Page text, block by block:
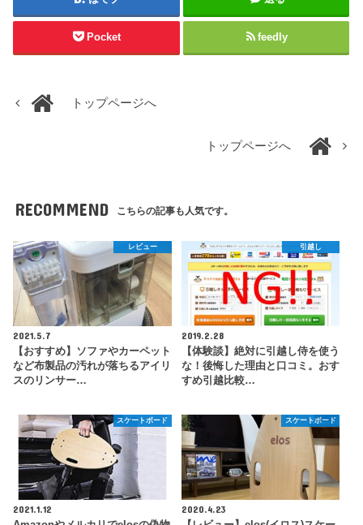
Pocket feedly
トップページへ
トップページへ
RECOMMEND こちらの記事も人気です。
レビュー
2021.5.7
【おすすめ】ソファやカーペット
など布製品の汚れが落ちるアイリ
スのリンサー…
引越し
2019.2.28
【体験談】絶対に引越し侍を使う
な！後悔した理由と口コミ。おす
すめ引越比較…
スケートボード
2021.1.12
スケートボード
2020.4.23